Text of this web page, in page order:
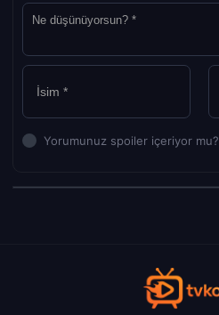
Yorumunuz spoiler içeriyor mu?